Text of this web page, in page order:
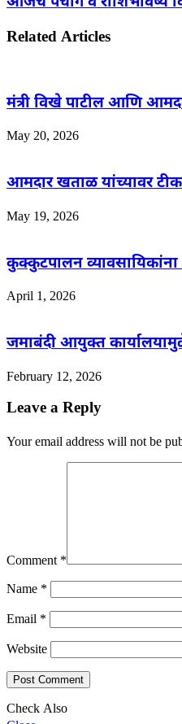
Related Articles
मंत्री विखे पाटील आणि
May 20, 2026
आमदार खताळ यांच्यावर
May 19, 2026
कुक्कुटपालन
April 1, 2026
जमाबंदी आयुक्त
February 12, 2026
Leave a Reply
Your email address will not be
Comment *
Name *
Email *
Website
Check Also